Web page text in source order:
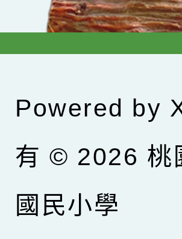
Powered by
有 © 2026 桃
國民小學